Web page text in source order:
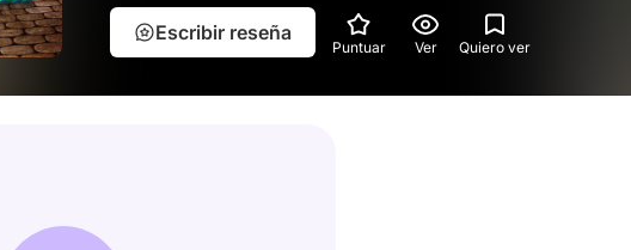
Escribir reseña
Puntuar Ver Quiero ver